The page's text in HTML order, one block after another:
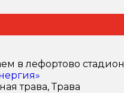
в лефортово
трава, Трава